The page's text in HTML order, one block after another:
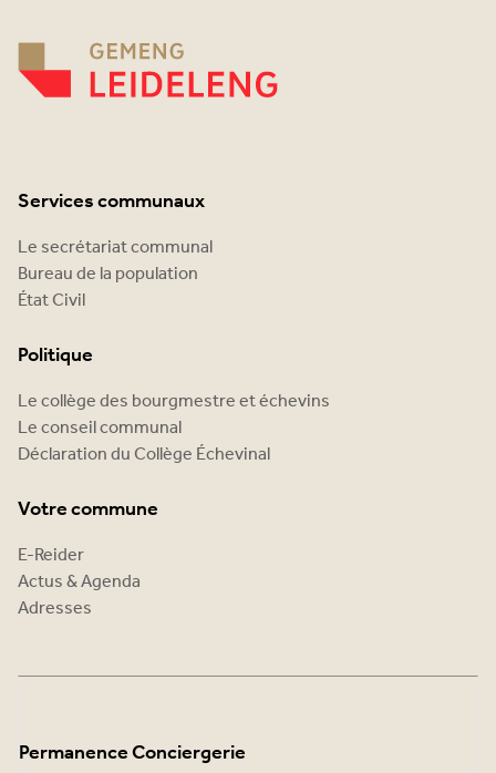
Services communaux
Le secrétariat communal
Bureau de la population
État Civil
Politique
Le collège des bourgmestre et échevins
Le conseil communal
Déclaration du Collège Échevinal
Votre commune
E-Reider
Actus & Agenda
Adresses
Permanence Conciergerie